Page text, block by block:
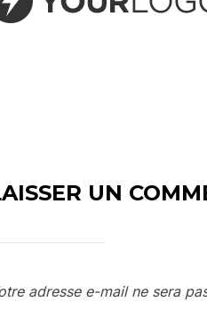
UN
adresse e-mail ne sera